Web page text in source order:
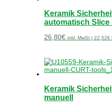
Keramik
automatisch Slice
26,80€ inkl. MwSt |22,52€
Keramik
manuell